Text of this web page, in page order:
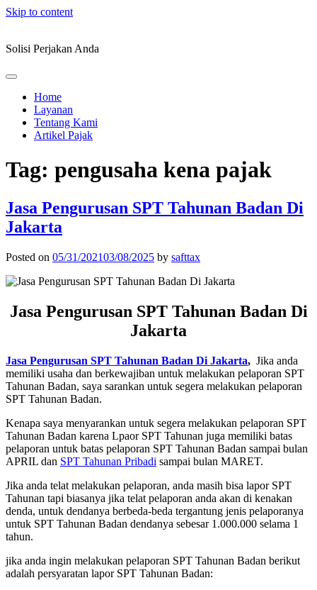
Skip to content
Solisi Perjakan Anda
Home
Layanan
Tentang Kami
Artikel Pajak
Tag: pengusaha kena pajak
Jasa Pengurusan SPT Tahunan Badan Di
Jakarta
Posted on 05/31/202103/08/2025 by safttax
Jasa Pengurusan SPT Tahunan Badan Di
Jakarta
Jasa Pengurusan SPT Tahunan Badan Di Jakarta, Jika anda
memiliki usaha dan berkewajiban untuk melakukan pelaporan SPT
Tahunan Badan, saya sarankan untuk segera melakukan pelaporan
SPT Tahunan Badan.
Kenapa saya menyarankan untuk segera melakukan pelaporan SPT
Tahunan Badan karena Lpaor SPT Tahunan juga memiliki batas
pelaporan untuk batas pelaporan SPT Tahunan Badan sampai bulan
APRIL dan SPT Tahunan Pribadi sampai bulan MARET.
Jika anda telat melakukan pelaporan, anda masih bisa lapor SPT
Tahunan tapi biasanya jika telat pelaporan anda akan di kenakan
denda, untuk dendanya berbeda-beda tergantung jenis pelaporanya
untuk SPT Tahunan Badan dendanya sebesar 1.000.000 selama 1
tahun.
jika anda ingin melakukan pelaporan SPT Tahunan Badan berikut
adalah persyaratan lapor SPT Tahunan Badan: